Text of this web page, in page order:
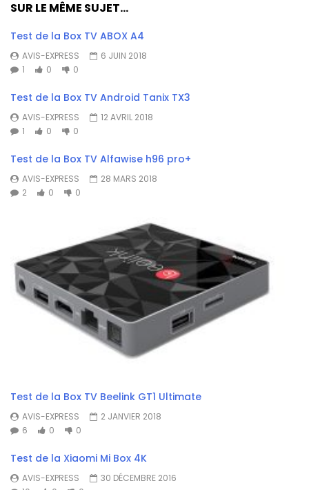
SUR LE MÊME SUJET...
Test de la Box TV ABOX A4
AVIS-EXPRESS
6 JUIN 2018
1
0 0
Test de la Box TV Android Tanix TX3
AVIS-EXPRESS
12 AVRIL 2018
1
0 0
Test de la Box TV Alfawise h96 pro+
AVIS-EXPRESS
28 MARS 2018
2
0 0
Test de la Box TV Beelink GT1 Ultimate
AVIS-EXPRESS
2 JANVIER 2018
6
0 0
Test de la Xiaomi Mi Box 4K
AVIS-EXPRESS
30 DÉCEMBRE 2016